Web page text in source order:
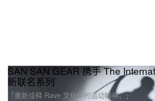
SAN SAN GEAR 携手 The
新联名系列
「重新诠释 Rave 文化中的运动精神。」